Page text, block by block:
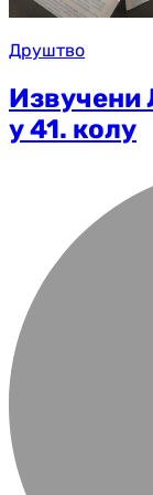
Друштво
Извучени
у 41. колу